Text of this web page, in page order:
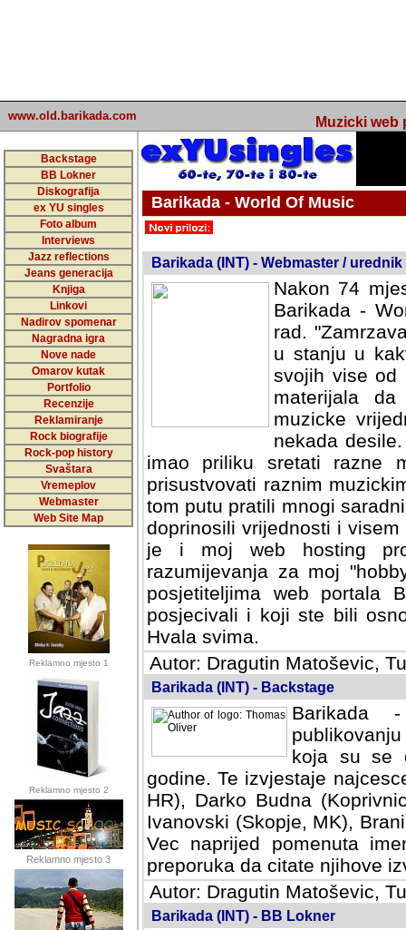
www.old.barikada.com Muzicki web
Backstage
BB Lokner
Diskografija
ex YU singles
Foto album
Interviews
Jazz reflections
Jeans generacija
Knjiga
Linkovi
Nadirov spomenar
Nagradna igra
Nove nade
Omarov kutak
Portfolio
Recenzije
Reklamiranje
Rock biografije
Rock-pop history
Svaštara
Vremeplov
Webmaster
Web Site Map
Reklamno mjesto 1
Reklamno mjesto 2
Reklamno mjesto 3
Barikada - World Of Music
Barikada (INT) - Webmaster / urednik
Nakon 74
Barikada -
rad.
u stanju u
svojih vise od
materijala
muzicke
nekada
imao priliku sretati razne
prisustvovati raznim
tom putu pratili mnogi
doprinosili vrijednosti i
je i moj web hosting
razumijevanja za moj
posjetiteljima web portala
posjecivali i koji ste bili
Hvala svima.
Autor: Dragutin Matoševic,
Barikada (INT) - Backstage
Barikada
koja su se
godine. Te izvjestaje
HR), Darko Budna
Ivanovski (Skopje, MK),
Vec naprijed pomenuta
preporuka da citate njihove
Autor: Dragutin Matoševic,
Barikada (INT) - BB Lokner